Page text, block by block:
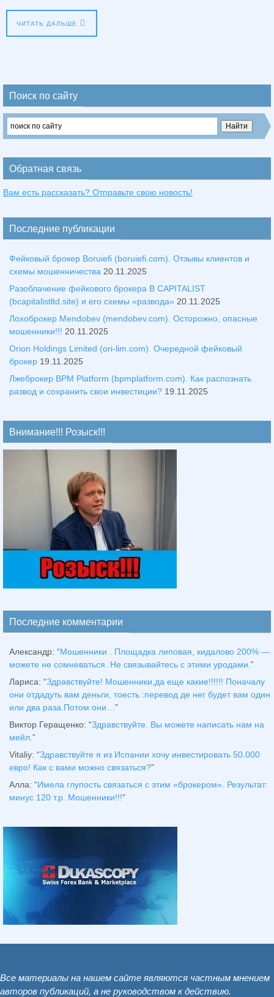
ЧИТАТЬ ДАЛЬШЕ
Поиск по сайту
Обратная связь
Вам есть рассказать? Отправьте свою новость!
Последние публикации
Фейковый брокер Boruiefi (boruiefi.com). Отзывы клиентов и
схемы мошенничества 20.11.2025
Разоблачение фейкового брокера B CAPITALIST
(bcapitalistltd.site) и его схемы «развода» 20.11.2025
Лохоброкер Mendobev (mendobev.com). Осторожно, опасные
мошенники!!! 20.11.2025
Orion Holdings Limited (ori-lim.com). Очередной фейковый
брокер 19.11.2025
Лжеброкер BPM Platform (bpmplatform.com). Как распознать
развод и сохранить свои инвестиции? 19.11.2025
Внимание!!! Розыск!!!
Последние комментарии
Александр: “Мошенники . Площадка липовая, кидалово 200% —
можете не сомневаться. Не связывайтесь с этими уродами. ”
Лариса: “Здравствуйтe! Мошенники,да еще какие!!!!!! Поначалу
они отдадуть вам деньги, тоесть :перевод де нег будет вам один
или два раза.Потом они… ”
Виктор Геращенко: “Здравствуйте. Вы можете написать нам на
мейл. ”
Vitaliy: “Здравствуйте я из Испании хочу инвестировать 50.000
евро! Как с вами можно связаться?”
Алла: “Имела глупость связаться с этим «брокером». Результат:
минус 120 т.р. Мошенники!!!”
Все материалы на нашем сайте являются частным мнением
авторов публикаций, а не руководством к действию.